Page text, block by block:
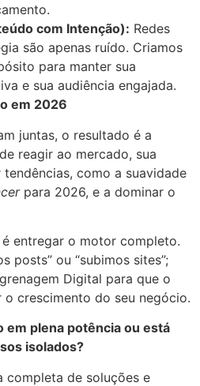
com Intenção): Redes
são apenas ruído. Criamos
para manter sua
e sua audiência engajada.
em 2026
juntas, o resultado é a
reagir ao mercado, sua
como a suavidade
para 2026, e a dominar o
é entregar o motor completo.
posts” ou “subimos sites”;
Digital para que o
crescimento do seu negócio.
em plena potência ou está
isolados?
completa de soluções e